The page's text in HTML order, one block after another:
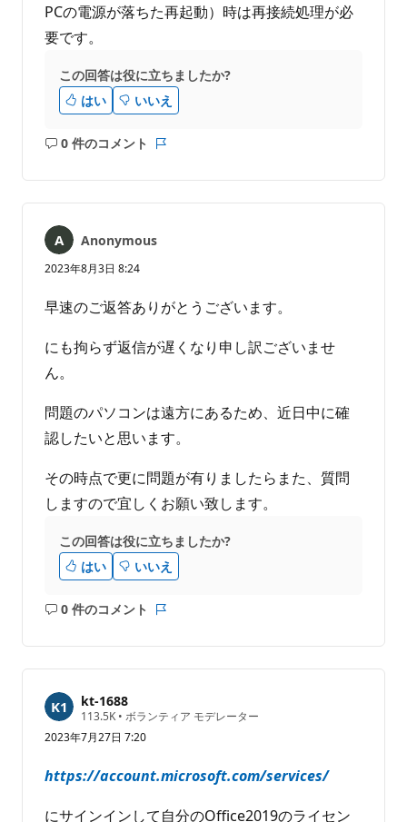
PCの電源が落ちた再起動）時は再接続処理が必
要です。
この回答は役に立ちましたか?
はい
いいえ
0 件のコメント
コ
ト
あ
り
せ
ト
Anonymous
2023年8月3日 8:24
早速のご返答ありがとうございます。
にも拘らず返信が遅くなり申し訳ございませ
ん。
問題のパソコンは遠方にあるため、近日中に確
認したいと思います。
その時点で更に問題が有りましたらまた、質問
しますので宜しくお願い致します。
この回答は役に立ちましたか?
はい
いいえ
0 件のコメント
コ
ト
は
あ
り
せ
ト
kt-1688
113.5K 評
価
の
イ
ン
• ボランティア モデレーター
2023年7月27日 7:20
https://account.microsoft.com/services/
にサインインして自分のOffice2019のライセン